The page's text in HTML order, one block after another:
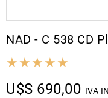
NAD - C 538 CD
U$S 690,00 IVA